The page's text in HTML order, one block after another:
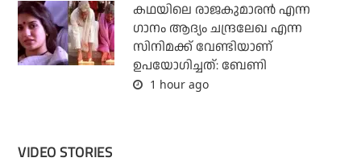
കഥയിലെ രാജകുമാരൻ എന്ന
ഗാനം ആദ്യം ചന്ദ്രലേഖ എന്ന
സിനിമക്ക് വേണ്ടിയാണ്
ഉപയോഗിച്ചത്: ബേണി
1 hour ago
VIDEO STORIES